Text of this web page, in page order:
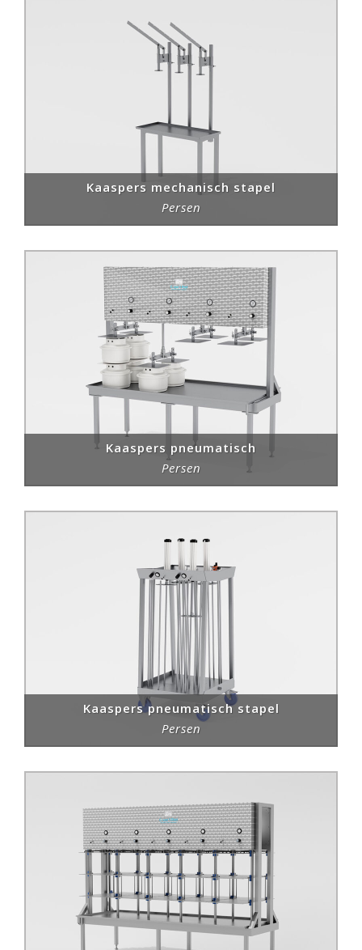
Kaaspers mechanisch stapel
Persen
Kaaspers pneumatisch
Persen
Kaaspers pneumatisch stapel
Persen